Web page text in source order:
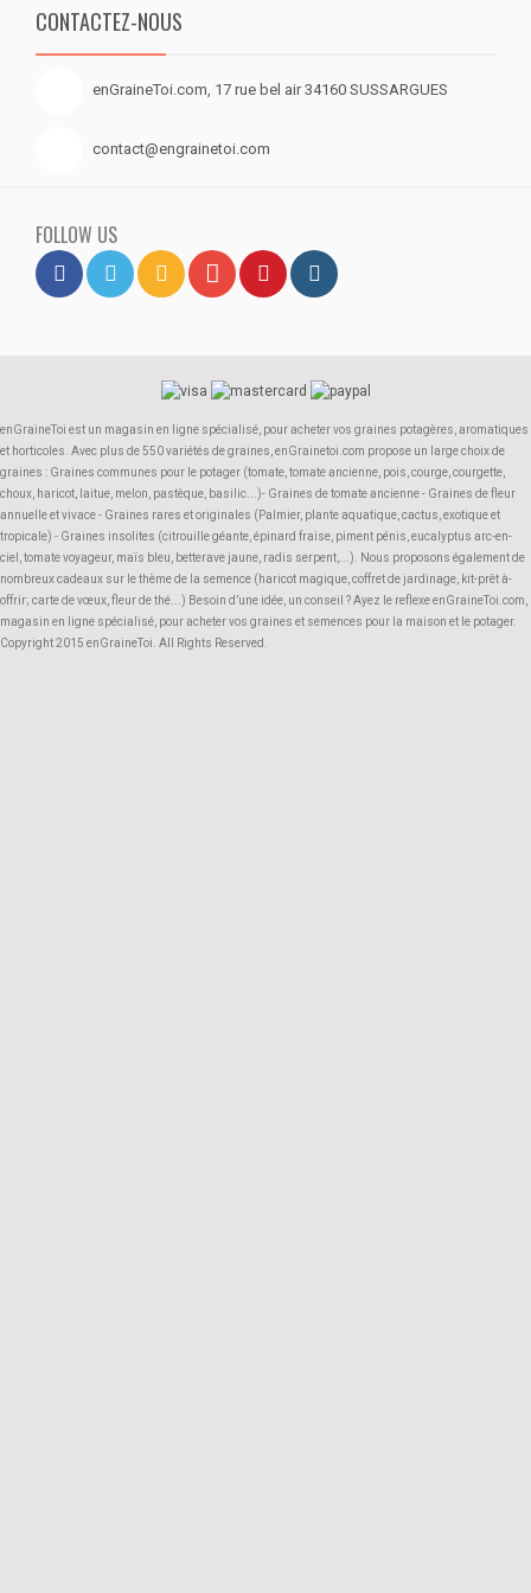
CONTACTEZ-NOUS
enGraineToi.com, 17 rue bel air 34160 SUSSARGUES
contact@engrainetoi.com
FOLLOW US
enGraineToi est un magasin en ligne spécialisé, pour acheter vos graines potagères, aromatiques
et horticoles. Avec plus de 550 variétés de graines, enGrainetoi.com propose un large choix de
graines : Graines communes pour le potager (tomate, tomate ancienne, pois, courge, courgette,
choux, haricot, laitue, melon, pastèque, basilic...)- Graines de tomate ancienne - Graines de fleur
annuelle et vivace - Graines rares et originales (Palmier, plante aquatique, cactus, exotique et
tropicale) - Graines insolites (citrouille géante, épinard fraise, piment pénis, eucalyptus arc-en-
ciel, tomate voyageur, maïs bleu, betterave jaune, radis serpent,...). Nous proposons également de
nombreux cadeaux sur le thème de la semence (haricot magique, coffret de jardinage, kit-prêt à-
offrir; carte de vœux, fleur de thé...) Besoin d’une idée, un conseil ? Ayez le reflexe enGraineToi.com,
magasin en ligne spécialisé, pour acheter vos graines et semences pour la maison et le potager.
Copyright 2015 enGraineToi. All Rights Reserved.